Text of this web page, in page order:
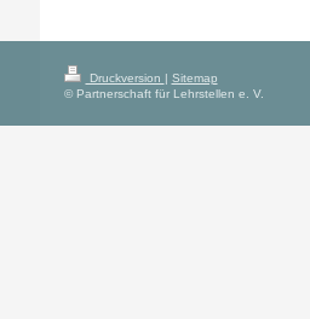
Druckversion | Sitemap
© Partnerschaft für Lehrstellen e. V.